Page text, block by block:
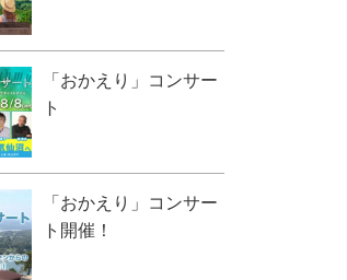
「おかえり」コンサー
ト
「おかえり」コンサー
ト開催！